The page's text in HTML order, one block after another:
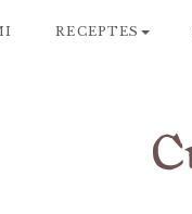
RECEPTES